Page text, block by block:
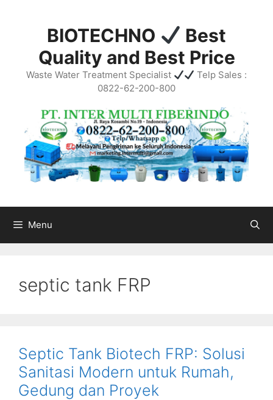
BIOTECHNO
Best
Quality and Best Price
Waste Water Treatment Specialist
Telp Sales :
0822-62-200-800
Menu
septic tank FRP
Septic Tank Biotech FRP: Solusi
Sanitasi Modern untuk Rumah,
Gedung dan Proyek